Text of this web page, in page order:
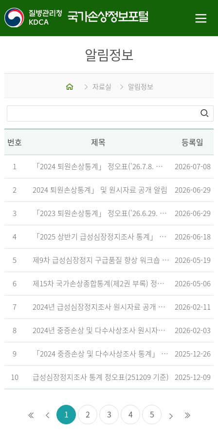
알림정보
홈 자료실 알림정보
번호 제목 등록일
1 「2024 퇴원손상통계」 정오표('26.7.8. 기준) 2026-07-08
2 2024 퇴원손상통계」 및 원시자료 공개 알림 2026-06-29
3 「2023 퇴원손상통계」 정오표('26.6.29. 기준) 2026-06-29
4 「2025 상반기 급성심장정지조사 통계」 공표 2026-06-18
5 제9차 급성심장정지 구급품질 향상 워크숍 개최 안내 2026-05-19
6 제15차 국가손상종합통계(제2권 부록) 정오표('26.5.18. 기준) 2026-05-06
7 2024년 급성심장정지조사 원시자료 공개 알림 2026-02-11
8 2024년 중증손상 및 다수사상조사 원시자료 공개 알림 2026-02-03
9 「2024 중증손상 및 다수사상조사 통계」 공표 2025-12-26
10 급성심장정지조사 통계 정오표(251209 기준) 2025-12-09
1 2 3 4 5